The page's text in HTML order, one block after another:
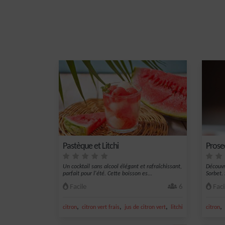
Pastèque et Litchi
Un cocktail sans alcool élégant et rafraîchissant,
parfait pour l'été. Cette boisson es...
Facile 6
citron, citron vert frais, jus de citron vert, litchi vin pétillant
Sorbet.
citron,